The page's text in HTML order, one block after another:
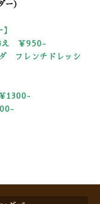
）
え ￥950-
フレンチドレッシ
1300-